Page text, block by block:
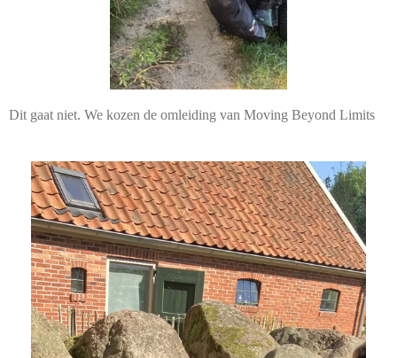
Dit gaat niet. We kozen de omleiding van Moving Beyond Limits